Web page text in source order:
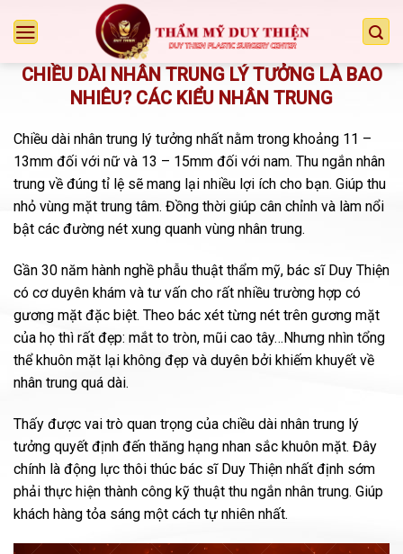
đến
dungCHIỀU DÀI NHÂN TRUNG LÝ TƯỞNG LÀ BAO
NHIÊU? CÁC KIỂU NHÂN TRUNG
Chiều dài nhân trung lý tưởng nhất nằm trong khoảng 11 –
13mm đối với nữ và 13 – 15mm đối với nam. Thu ngắn nhân
trung về đúng tỉ lệ sẽ mang lại nhiều lợi ích cho bạn. Giúp thu
nhỏ vùng mặt trung tâm. Đồng thời giúp cân chỉnh và làm nổi
bật các đường nét xung quanh vùng nhân trung.
Gần 30 năm hành nghề phẫu thuật thẩm mỹ, bác sĩ Duy Thiện
có cơ duyên khám và tư vấn cho rất nhiều trường hợp có
gương mặt đặc biệt. Theo bác xét từng nét trên gương mặt
của họ thì rất đẹp: mắt to tròn, mũi cao tây…Nhưng nhìn tổng
thể khuôn mặt lại không đẹp và duyên bởi khiếm khuyết về
nhân trung quá dài.
Thấy được vai trò quan trọng của chiều dài nhân trung lý
tưởng quyết định đến thăng hạng nhan sắc khuôn mặt. Đây
chính là động lực thôi thúc bác sĩ Duy Thiện nhất định sớm
phải thực hiện thành công kỹ thuật thu ngắn nhân trung. Giúp
khách hàng tỏa sáng một cách tự nhiên nhất.